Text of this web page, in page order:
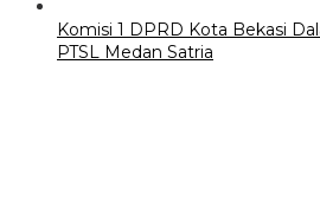
Komisi 1 DPRD Kota Bekasi
PTSL Medan Satria